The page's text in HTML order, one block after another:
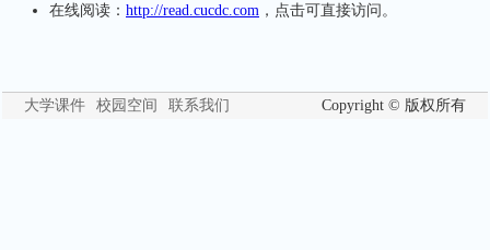
在线阅读： http://read.cucdc.com ，点击可直接访问。
大学课件 校园空间 联系我们 Copyright © 版权所有